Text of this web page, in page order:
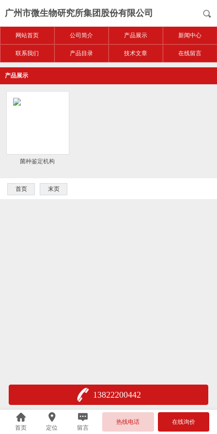
广州市微生物研究所集团股份有限公司
网站首页 公司简介 产品展示 新闻中心
联系我们 产品目录 技术文章 在线留言
产品展示
菌种鉴定机构
首页 末页
13822200442
首页 定位 留言
热线电话 在线询价